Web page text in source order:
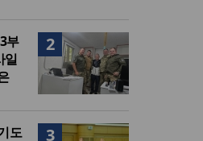
2
부
일
3
도